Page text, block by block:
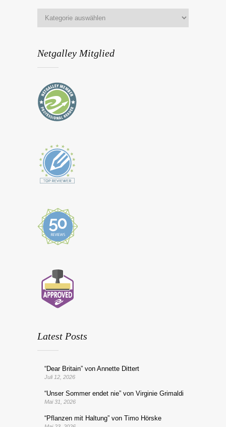
Netgalley Mitglied
Latest Posts
“Dear Britain” von Annette Dittert
Juli 12, 2026
“Unser Sommer endet nie” von Virginie Grimaldi
Mai 31, 2026
“Pflanzen mit Haltung” von Timo Hörske